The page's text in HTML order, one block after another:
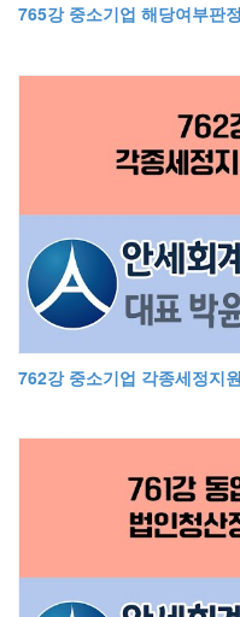
765강 중소기업 해당여부판
762강 중소기업 각종세정지